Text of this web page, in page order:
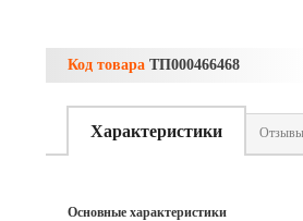
Код товара ТП000466468
Характеристики Отзывы
Основные характеристики